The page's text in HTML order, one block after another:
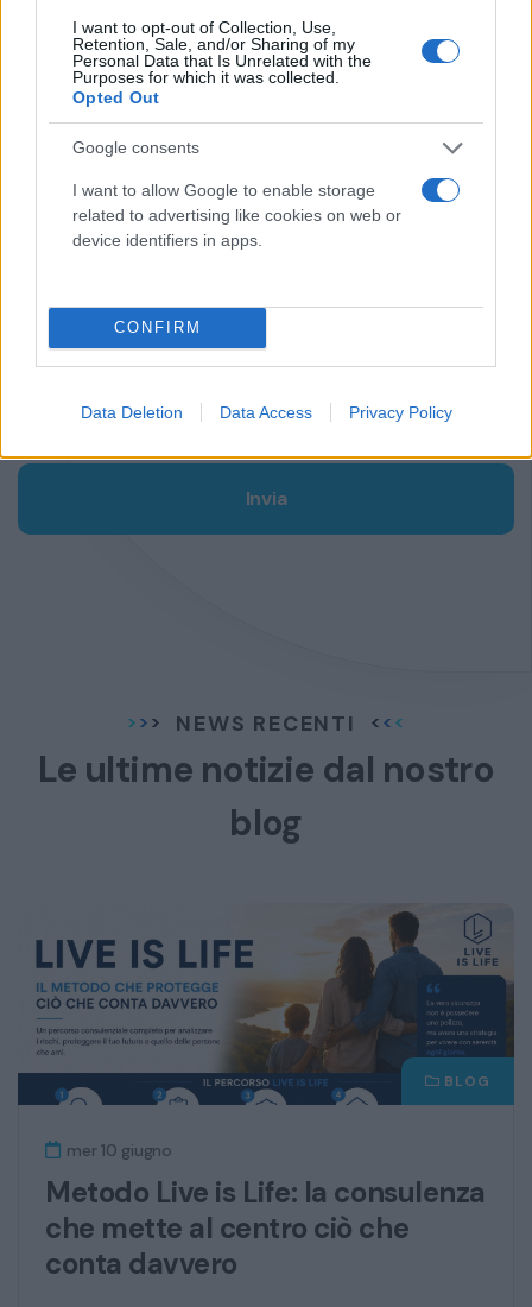
I want to opt-out of Collection, Use,
Retention, Sale, and/or Sharing of my
Personal Data that Is Unrelated with the
Purposes for which it was collected.
Opted Out
Google consents
I want to allow Google to enable storage
related to advertising like cookies on web or
device identifiers in apps.
CONFIRM
Data Deletion Data Access Privacy Policy
Giorno
ha preso visione ed accetta i termini e le condizioni
PERSONALI.
Invia
NEWS RECENTI
Le ultime notizie dal nostro
blog
BLOG
mer 10 giugno
Metodo Live is Life: la consulenza
che mette al centro ciò che
conta davvero